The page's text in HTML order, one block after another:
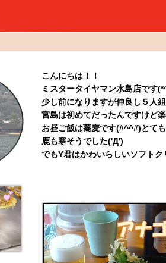
こんにちは！！
ミスタータイヤマン水島店です
少し前になりますが仲良し５人
宮島は初めてだったんですけど
お昼ご飯は蕎麦です(#^^#)とて
鹿も寒そうでした('Д')
でもY君はかわいらしいソフトク